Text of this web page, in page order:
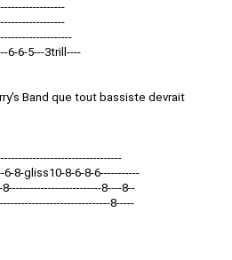
6-6-5---3trill----
Band que tout bassiste devrait
6-8-gliss10-8-6-8-6-----------
8----8--
8-----